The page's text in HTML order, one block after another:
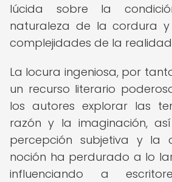
lúcida sobre la
naturaleza de la cordura
complejidades de la
La locura ingeniosa, por
un recurso literario
los autores explorar las
razón y la imaginación,
percepción subjetiva y la
noción ha perdurado a lo
influenciando a